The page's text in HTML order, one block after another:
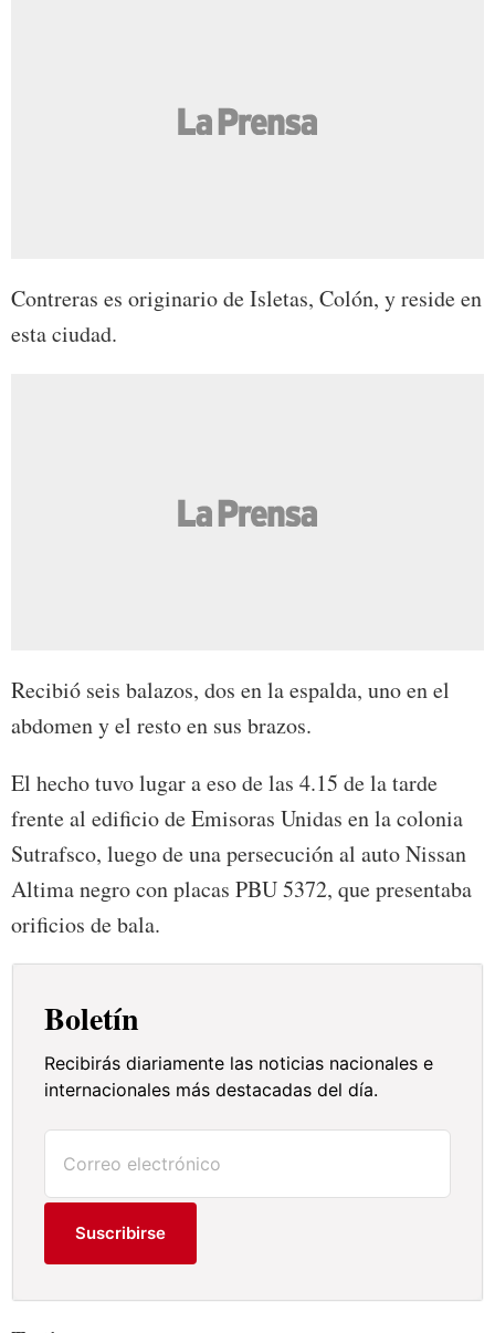
Contreras es originario de Isletas, Colón, y reside en
esta ciudad.
Recibió seis balazos, dos en la espalda, uno en el
abdomen y el resto en sus brazos.
El hecho tuvo lugar a eso de las 4.15 de la tarde
frente al edificio de Emisoras Unidas en la colonia
Sutrafsco, luego de una persecución al auto Nissan
Altima negro con placas PBU 5372, que presentaba
orificios de bala.
Boletín
Recibirás diariamente las noticias nacionales e
internacionales más destacadas del día.
Suscribirse